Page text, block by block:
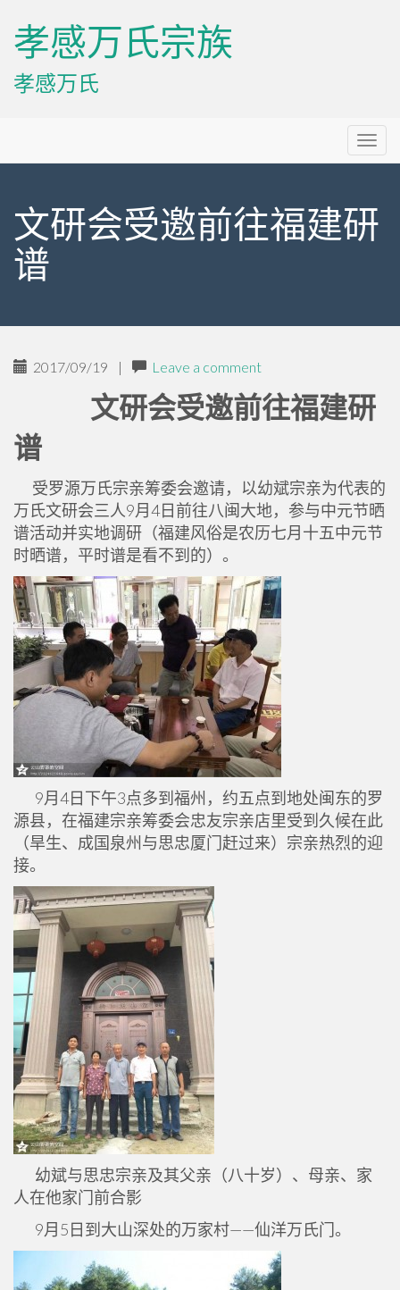
孝感万氏宗族
孝感万氏
Menu
文研会受邀前往福建研
谱
2017/09/19 | Leave a comment
文研会受邀前往福建研
谱
受罗源万氏宗亲筹委会邀请，以幼斌宗亲为代表的
万氏文研会三人9月4日前往八闽大地，参与中元节晒
谱活动并实地调研（福建风俗是农历七月十五中元节
时晒谱，平时谱是看不到的）。
9月4日下午3点多到福州，约五点到地处闽东的罗
源县，在福建宗亲筹委会忠友宗亲店里受到久候在此
（旱生、成国泉州与思忠厦门赶过来）宗亲热烈的迎
接。
幼斌与思忠宗亲及其父亲（八十岁）、母亲、家
人在他家门前合影
9月5日到大山深处的万家村——仙洋万氏门。